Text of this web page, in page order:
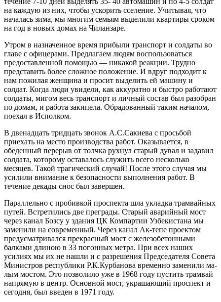
на каждую из них, что­бы ускорить сселение. Учитывая, что
началась зима, мы многим семьям выделили квартиры сроком
на год в новых домах на Чиланзаре.
Утром в назначенное время прибыли транспорт и солдаты во
главе с офицерами. Предлагаем людям вос­пользоваться
предоставленной помощью — никакой ре­акции. Трудно
представить более сложное положение. И вдруг подходит к
нам пожилая женщина и просит выделить ей машину и
солдат. Когда люди увидели, как аккуратно и быстро работают
солдаты, мигом весь транспорт и личный состав был разобран
по домам, и работа закипела. Обрадованный таким началом,
пое­хал в Исполком.
В двенадцать тридцать звонок А.С.Сакиева с прось­бой
приехать на место производства работ. Оказывает­ся, в
обеденный перерыв от толчка рухнул старый дувал и задавил
солдата, которому оставалось служить всего несколько
месяцев. Такой трагический случай! После этого случая мы
усилили внимание к безопас­ности выполнения работ. В
течение декады снос был завершен.
Параллельно с пробивкой проспекта шла укладка трамвайных
путей. Встретились две преграды. Старый аварийный мост
через канал Бозсу у здания ЦК Ком­партии Узбекистана мы
заменили на современный. Че­рез канал Ак-тепе проектом
предусматривался прекрас­ный мост с железобетонными
балками длиною в 33 погонных метра. При всех наших
усилиях мы их не нашли и с разрешения Председателя Совета
Минист­ров республики Р.К.Курбанова временно заменили ма­
лым мостом. Это позволило уже в 1968 году пустить трамвай
напрямую в центр. Основной мост, украшаю­щий проспект и
сегодня, был введен в 1971 году.